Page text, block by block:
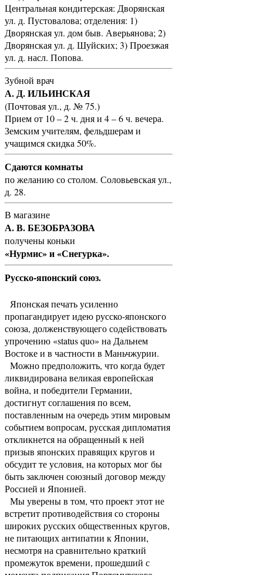
Центральная кондитерская: Дворянская
ул. д. Пустовалова; отделения: 1)
Дворянская ул. дом быв. Аверьянова; 2)
Дворянская ул. д. Шуйских; 3) Проезжая
ул. д. насл. Попова.
Зубной врач
А. Д. ИЛЬИНСКАЯ
(Почтовая ул., д. № 75.)
Прием от 10 – 2 ч. дня и 4 – 6 ч. вечера.
Земским учителям, фельдшерам и
учащимся скидка 50%.
Сдаются комнаты
по желанию со столом. Соловьевская ул.,
д. 28.
В магазине
А. В. БЕЗОБРАЗОВА
получены коньки
«Нурмис» и «Снегурка».
Русско-японский союз.
Японская печать усиленно
пропагандирует идею русско-японского
союза, долженствующего содействовать
упрочению «status quo» на Дальнем
Востоке и в частности в Маньчжурии.
Можно предположить, что когда будет
ликвидирована великая европейская
война, и победители Германии,
достигнут соглашения по всем,
поставленным на очередь этим мировым
событием вопросам, русская дипломатия
откликнется на обращенный к ней
призыв японских правящих кругов и
обсудит те условия, на которых мог бы
быть заключен союзный договор между
Россией и Японией.
Мы уверены в том, что проект этот не
встретит противодействия со стороны
широких русских общественных кругов,
не питающих антипатии к Японии,
несмотря на сравнительно краткий
промежуток времени, прошедший с